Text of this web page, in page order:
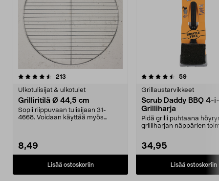
213
Ulkotulisijat & ulkotulet
Grilliritilä Ø 44,5 cm
Sopii riippuvaan tulisijaan 31-
4668. Voidaan käyttää myös
8,49
Lisää ostoskoriin
4.5 viidestä
59arvostelut
Grillaustarvikkeet
Scrub Daddy BBQ 4-
Grilliharja
Pidä grilli puhtaana
grilliharjan näppärien
34,95
Lisää ostoskoriin
4.5 viidestä